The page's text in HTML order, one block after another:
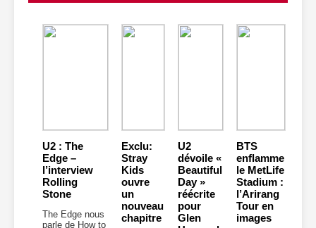
U2 : The
Edge –
l’interview
Rolling
Stone
The Edge nous
parle de How to
Exclu:
Stray
Kids
ouvre
un
nouveau
chapitre
U2
dévoile «
Beautiful
Day »
réécrite
pour
Glen
BTS
enflamme
le MetLife
Stadium :
l’Arirang
Tour en
images